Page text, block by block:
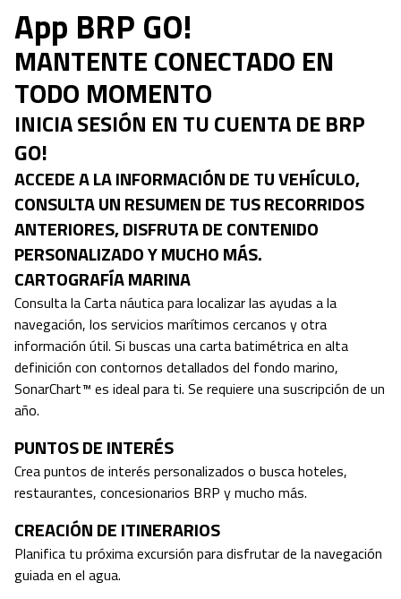
App BRP GO!
MANTENTE CONECTADO EN
TODO MOMENTO
INICIA SESIÓN EN TU CUENTA DE BRP
GO!
ACCEDE A LA INFORMACIÓN DE TU VEHÍCULO,
CONSULTA UN RESUMEN DE TUS RECORRIDOS
ANTERIORES, DISFRUTA DE CONTENIDO
PERSONALIZADO Y MUCHO MÁS.
CARTOGRAFÍA MARINA
Consulta la Carta náutica para localizar las ayudas a la
navegación, los servicios marítimos cercanos y otra
información útil. Si buscas una carta batimétrica en alta
definición con contornos detallados del fondo marino,
SonarChart™ es ideal para ti. Se requiere una suscripción de un
año.
PUNTOS DE INTERÉS
Crea puntos de interés personalizados o busca hoteles,
restaurantes, concesionarios BRP y mucho más.
CREACIÓN DE ITINERARIOS
Planifica tu próxima excursión para disfrutar de la navegación
guiada en el agua.